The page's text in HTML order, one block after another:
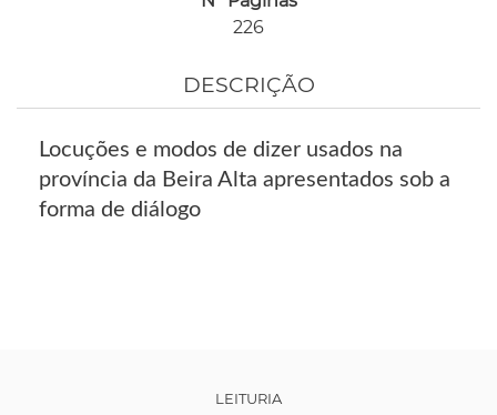
226
DESCRIÇÃO
Locuções e modos de dizer usados na
província da Beira Alta apresentados sob a
forma de diálogo
LEITURIA